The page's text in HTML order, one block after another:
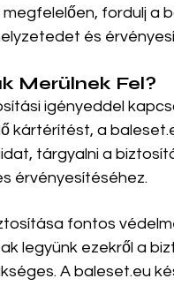
fordulj a
és
Merülnek Fel?
igényeddel
kártérítést, a
tárgyalni a
érvényesítéséhez.
fontos
legyünk ezekről a
A baleset.eu